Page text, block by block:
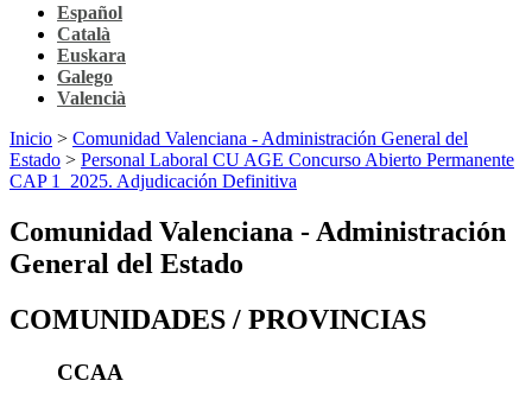
Español
Català
Euskara
Galego
Valencià
Inicio > Comunidad Valenciana - Administración General del
Estado > Personal Laboral CU AGE Concurso Abierto Permanente
CAP 1_2025. Adjudicación Definitiva
Comunidad Valenciana - Administración
General del Estado
COMUNIDADES / PROVINCIAS
CCAA